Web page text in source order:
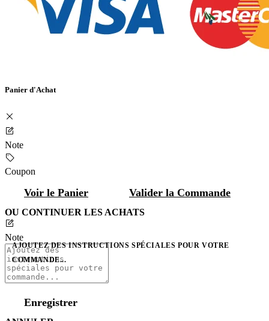
Panier d'Achat
Note
Coupon
Voir le Panier Valider la Commande
OU CONTINUER LES ACHATS
Note
AJOUTEZ DES INSTRUCTIONS SPÉCIALES POUR VOTRE
COMMANDE...
Enregistrer